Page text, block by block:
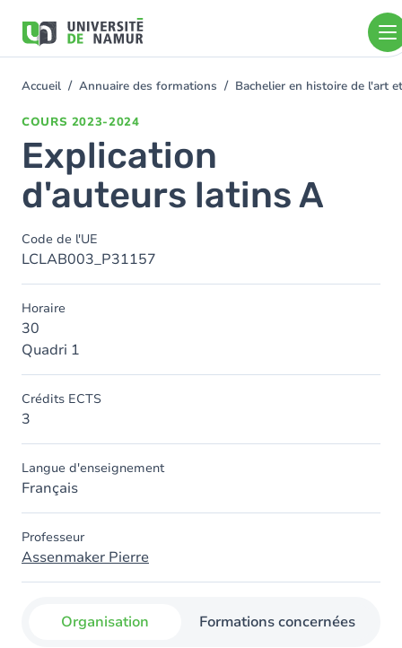
contenu
You
Accueil Annuaire des formations Bachelier en histoire de l'art
COURS 2023-2024
Explication
d'auteurs latins A
Code de l'UE
LCLAB003_P31157
Horaire
30
Quadri 1
Crédits ECTS
3
Langue d'enseignement
Français
Professeur
Assenmaker Pierre
Organisation Formations concernées